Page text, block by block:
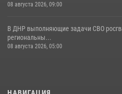
08 августа 2026, 09:00
В ДНР выполняющие задачи СВО
региональны...
08 августа 2026, 05:00